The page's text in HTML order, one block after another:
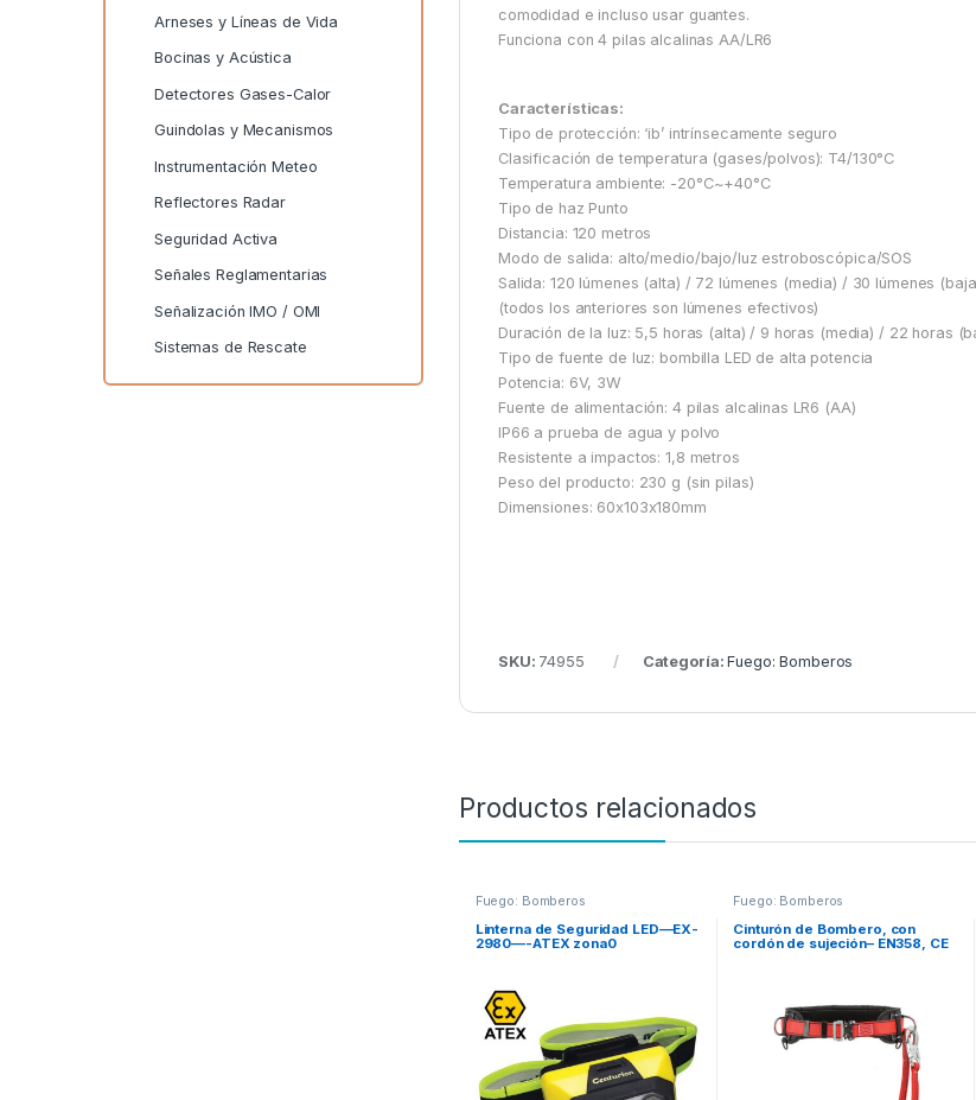
comodidad e incluso usar guantes.
Funciona con 4 pilas alcalinas AA/LR6
Características:
Tipo de protección: ‘ib’ intrínsecamente seguro
Clasificación de temperatura (gases/polvos): T4/130°C
Temperatura ambiente: -20°C~+40°C
Tipo de haz Punto
Distancia: 120 metros
Modo de salida: alto/medio/bajo/luz estroboscópica/SOS
Salida: 120 lúmenes (alta) / 72 lúmenes (media) / 30 lúmenes
(todos los anteriores son lúmenes efectivos)
Duración de la luz: 5,5 horas (alta) / 9 horas (media) / 22 horas
Tipo de fuente de luz: bombilla LED de alta potencia
Potencia: 6V, 3W
Fuente de alimentación: 4 pilas alcalinas LR6 (AA)
IP66 a prueba de agua y polvo
Resistente a impactos: 1,8 metros
Peso del producto: 230 g (sin pilas)
Dimensiones: 60x103x180mm
SKU: 74955 Categoría:Fuego: Bomberos
Productos relacionados
Fuego: Bomberos
Linterna de Seguridad LED—EX-
2980—-ATEX zona0
Fuego: Bomberos
Cinturón de Bombero, con
cordón de sujeción– EN358, CE
Arneses y Líneas de Vida
Bocinas y Acústica
Detectores Gases-Calor
Guindolas y Mecanismos
Instrumentación Meteo
Reflectores Radar
Seguridad Activa
Señales Reglamentarias
Señalización IMO / OMI
Sistemas de Rescate